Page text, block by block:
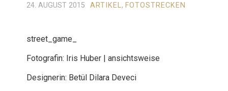
24. AUGUST 2015 ARTIKEL, FOTOSTRECKEN
street_game_
Fotografin: Iris Huber | ansichtsweise
Designerin: Betül Dilara Deveci